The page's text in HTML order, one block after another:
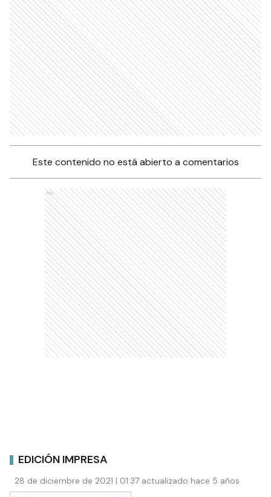
Este contenido no está abierto a comentarios
Ads
EDICIÓN IMPRESA
28 de diciembre de 2021 | 01:37 actualizado hace 5 años